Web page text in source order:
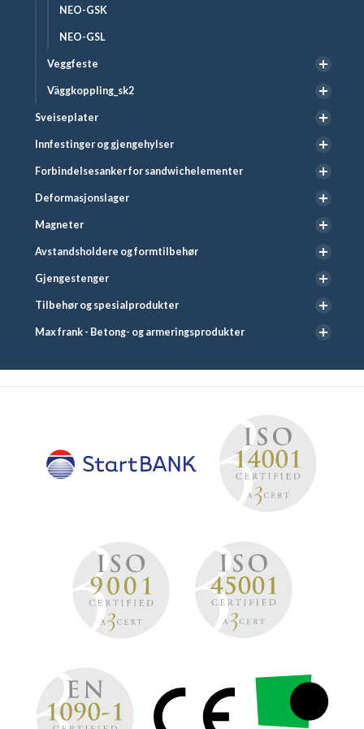
NEO-GSK
NEO-GSL
Veggfeste
Väggkoppling_sk2
Sveiseplater
Innfestinger og gjengehylser
Forbindelsesanker for sandwichelementer
Deformasjonslager
Magneter
Avstandsholdere og formtilbehør
Gjengestenger
Tilbehør og spesialprodukter
Max frank - Betong- og armeringsprodukter